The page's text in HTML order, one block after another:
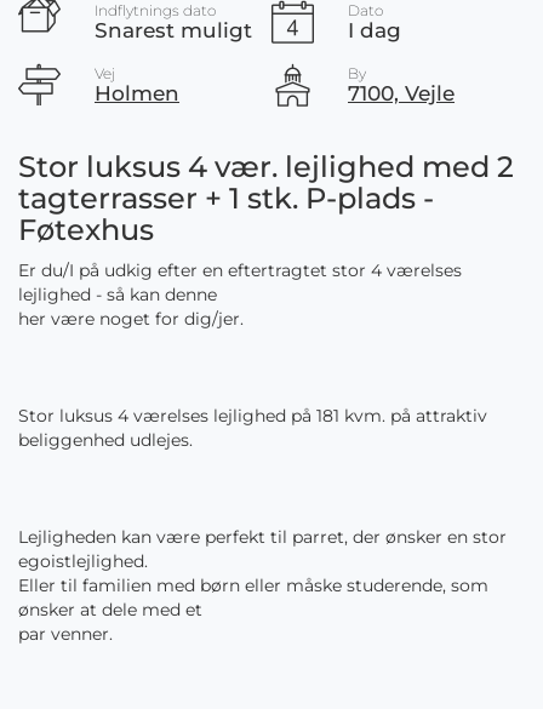
Indflytnings dato
Snarest muligt
Dato
I dag
Vej
Holmen
By
7100, Vejle
Stor luksus 4 vær. lejlighed med 2
tagterrasser + 1 stk. P-plads -
Føtexhus
Er du/I på udkig efter en eftertragtet stor 4 værelses
lejlighed - så kan denne
her være noget for dig/jer.
Stor luksus 4 værelses lejlighed på 181 kvm. på attraktiv
beliggenhed udlejes.
Lejligheden kan være perfekt til parret, der ønsker en stor
egoistlejlighed.
Eller til familien med børn eller måske studerende, som
ønsker at dele med et
par venner.